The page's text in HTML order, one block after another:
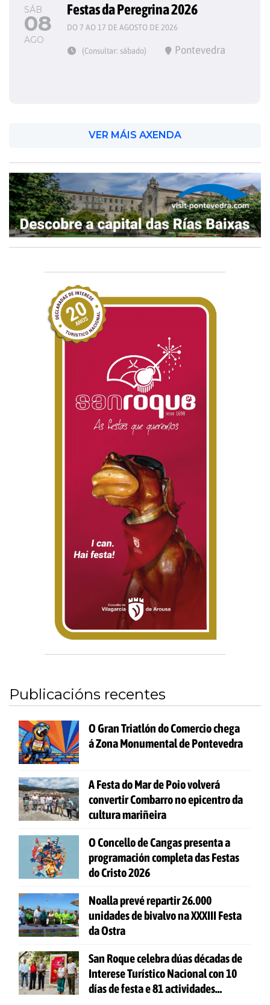
SÁB
08
AGO
Festas da Peregrina 2026
DO 7 AO 17 DE AGOSTO DE 2026
(Consultar: sábado) Pontevedra
VER MÁIS AXENDA
Publicacións recentes
O Gran Triatlón do Comercio chega
á Zona Monumental de Pontevedra
A Festa do Mar de Poio volverá
convertir Combarro no epicentro da
cultura mariñeira
O Concello de Cangas presenta a
programación completa das Festas
do Cristo 2026
Noalla prevé repartir 26.000
unidades de bivalvo na XXXIII Festa
da Ostra
San Roque celebra dúas décadas de
Interese Turístico Nacional con 10
días de festa e 81 actividades